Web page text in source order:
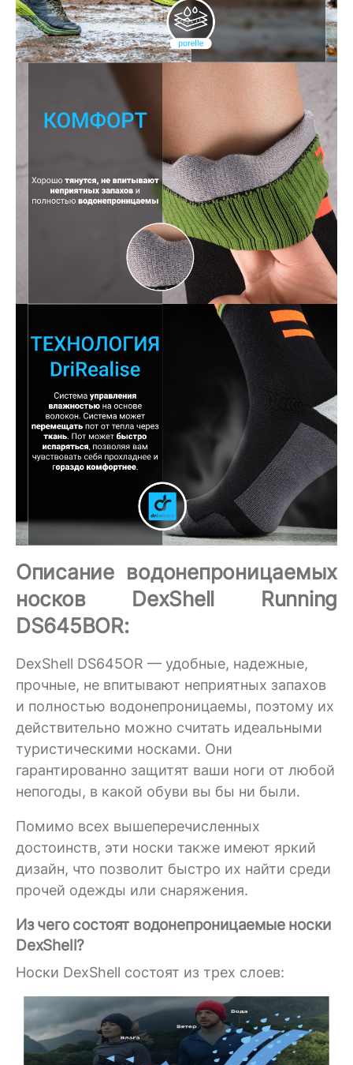
Описание водонепроницаемых
носков DexShell Running
DS645BOR:
DexShell DS645OR — удобные, надежные,
прочные, не впитывают неприятных запахов
и полностью водонепроницаемы, поэтому их
действительно можно считать идеальными
туристическими носками. Они
гарантированно защитят ваши ноги от любой
непогоды, в какой обуви вы бы ни были.
Помимо всех вышеперечисленных
достоинств, эти носки также имеют яркий
дизайн, что позволит быстро их найти среди
прочей одежды или снаряжения.
Из чего состоят водонепроницаемые носки
DexShell?
Носки DexShell состоят из трех слоев: